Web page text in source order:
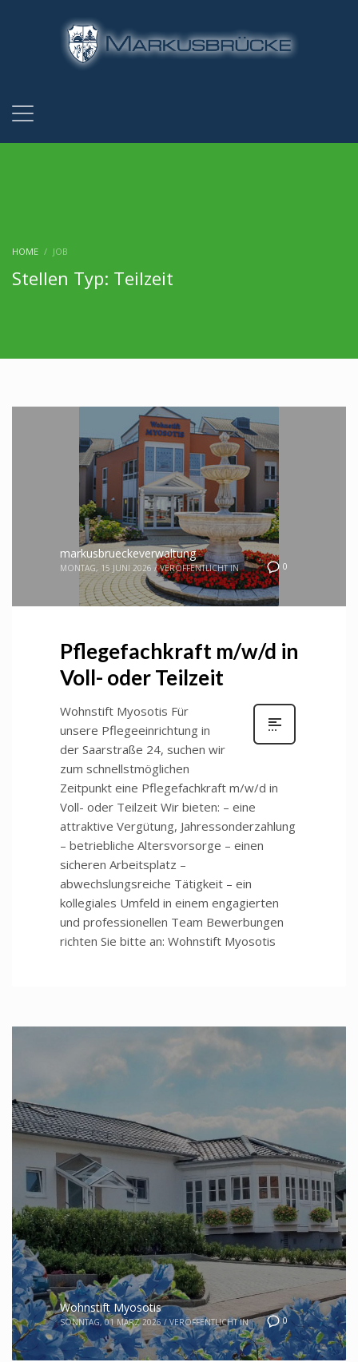
HOME JOB
Stellen Typ: Teilzeit
0
markusbrueckeverwaltung
MONTAG, 15 JUNI 2026 / VERÖFFENTLICHT IN
Pflegefachkraft m/w/d in
Voll- oder Teilzeit
Wohnstift Myosotis Für
unsere Pflegeeinrichtung in
der Saarstraße 24, suchen wir
zum schnellstmöglichen
Zeitpunkt eine Pflegefachkraft m/w/d in
Voll- oder Teilzeit Wir bieten: – eine
attraktive Vergütung, Jahressonderzahlung
– betriebliche Altersvorsorge – einen
sicheren Arbeitsplatz –
abwechslungsreiche Tätigkeit – ein
kollegiales Umfeld in einem engagierten
und professionellen Team Bewerbungen
richten Sie bitte an: Wohnstift Myosotis
0
Wohnstift Myosotis
SONNTAG, 01 MÄRZ 2026 / VERÖFFENTLICHT IN